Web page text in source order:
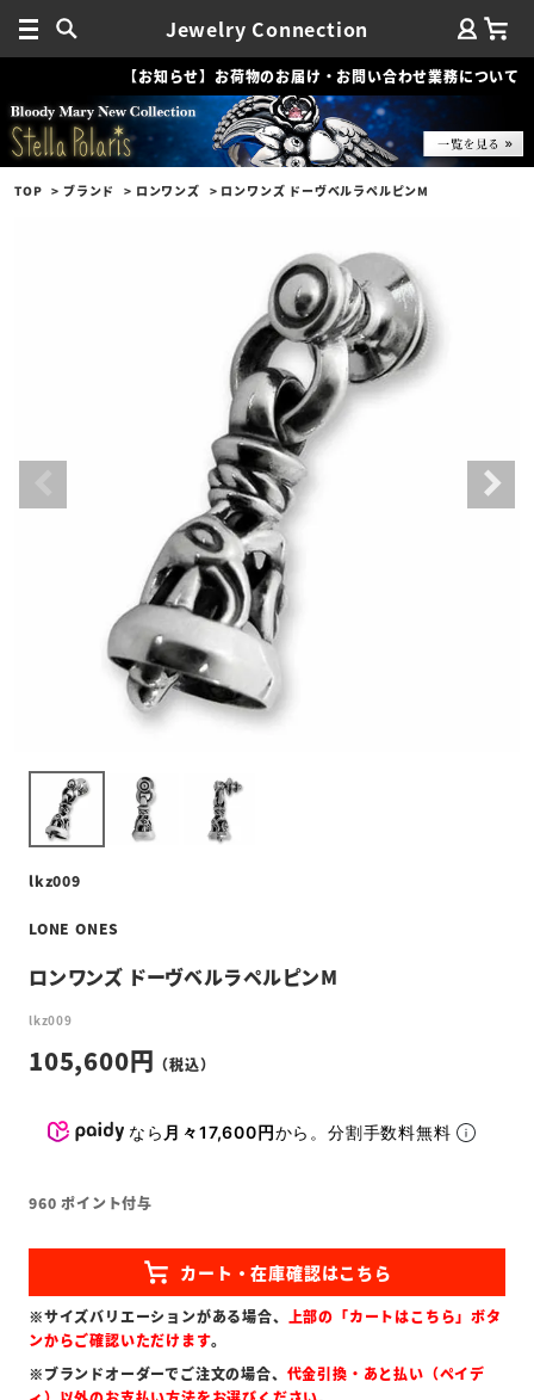
Jewelry Connection
【お知らせ】お荷物のお届け・お問い合わせ業務について
TOP ブランド ロンワンズ ロンワンズ ドーヴベルラペルピンM
lkz009
LONE ONES
ロンワンズ ドーヴベルラペルピンM
lkz009
105,600
なら 月々17,600円から。分割手数料無料
960 ポイント付与
※サイズバリエーションがある場合、 上部の「カートはこちら」ボタ
ンからご確認いただけます。
※ブランドオーダーでご注文の場合、 代金引換・あと払い（ペイデ